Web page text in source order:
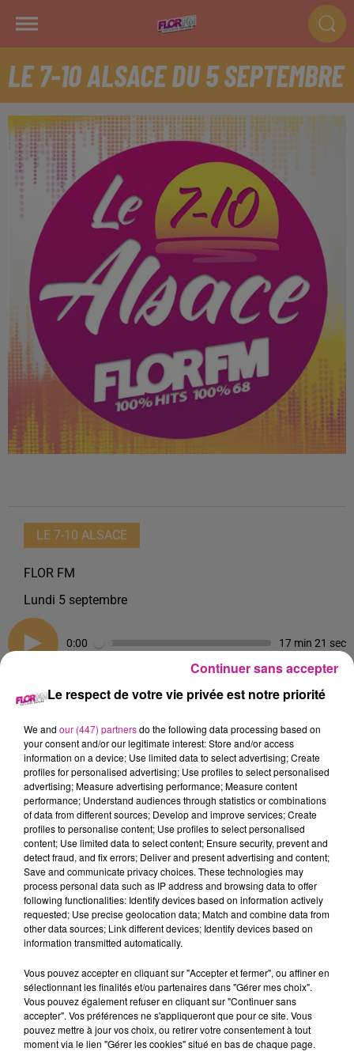
LE 7-10 ALSACE DU 5 SEPTEMBRE
LE 7-10 ALSACE
FLOR FM
Lundi 5 septembre
0:00 17 min 21 sec
5 septembre 2022 - 17 min 21 sec
LE 7-10 ALSACE DU 5 SEPTEMBRE
Retrouvez les meilleurs moments du 7-10 Alsace.
TITRES DIFFUSÉS
19h57
19h57 19h53
19h53 19h50
19h50
Le respect de votre vie privée est notre priorité
We and our (447) partnersdo the following data processing based on
your consent and/or our legitimate interest: Store and/or access
information on a device; Use limited data to select advertising; Create
profiles for personalised advertising; Use profiles to select personalised
advertising; Measure advertising performance; Measure content
performance; Understand audiences through statistics or combinations
of data from different sources; Develop and improve services; Create
profiles to personalise content; Use profiles to select personalised
content; Use limited data to select content; Ensure security, prevent and
detect fraud, and fix errors; Deliver and present advertising and content;
Save and communicate privacy choices. These technologies may
process personal data such as IP address and browsing data to offer
following functionalities: Identify devices based on information actively
requested; Use precise geolocation data; Match and combine data from
other data sources; Link different devices; Identify devices based on
information transmitted automatically.
Vous pouvez accepter en cliquant sur "Accepter et fermer", ou affiner en
sélectionnant les finalités et/ou partenaires dans "Gérer mes choix".
Vous pouvez également refuser en cliquant sur "Continuer sans
accepter". Vos préférences ne s'appliqueront que pour ce site. Vous
pouvez mettre à jour vos choix, ou retirer votre consentement à tout
moment via le lien "Gérer les cookies" situé en bas de chaque page.
Continuer sans accepter